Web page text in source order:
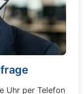
Uhr per Telefon